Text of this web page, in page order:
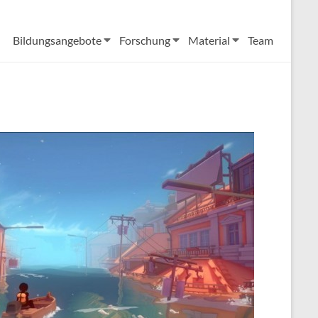
Bildungsangebote Forschung Material Team